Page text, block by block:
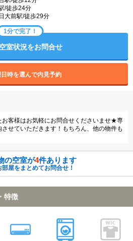
/徒歩24分
大前駅/徒歩29分
1分で完了！
空室状況をお問合せ
時を選んで内見予約
客様はお気軽にお問合せくださいませ★専
せていただきます！もちろん、他の物件も
の空室が4件あります
屋をまとめてお問合せ！
特徴